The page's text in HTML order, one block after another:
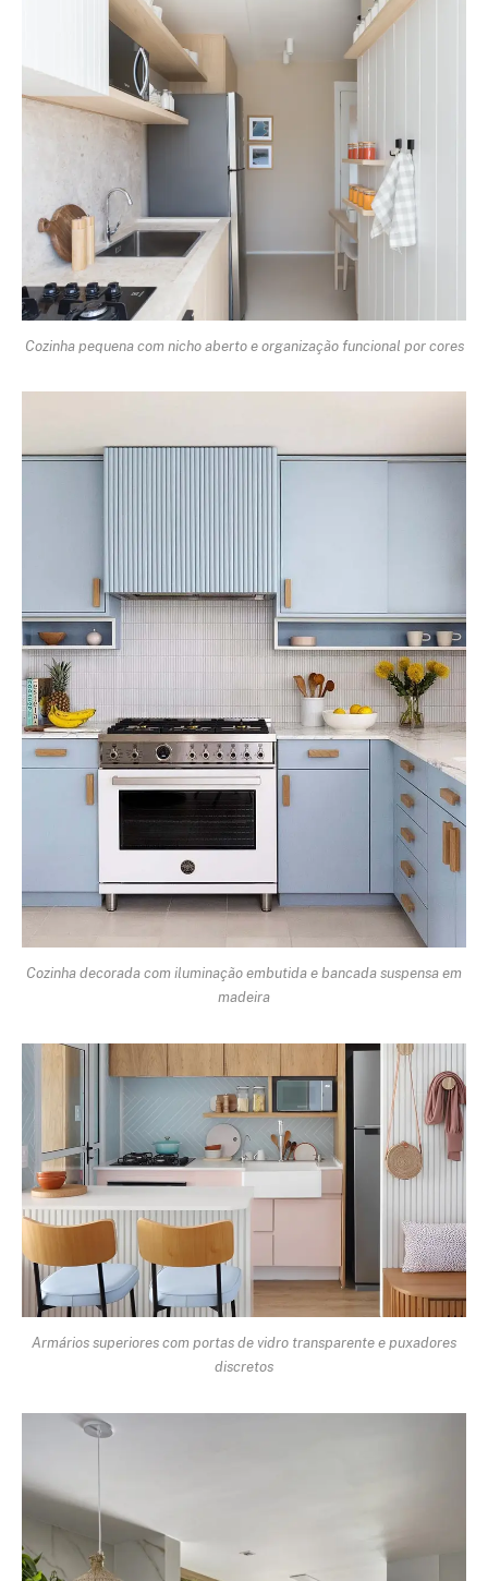
Cozinha pequena com nicho aberto e organização funcional por cores
Cozinha decorada com iluminação embutida e bancada suspensa em
madeira
Armários superiores com portas de vidro transparente e puxadores
discretos